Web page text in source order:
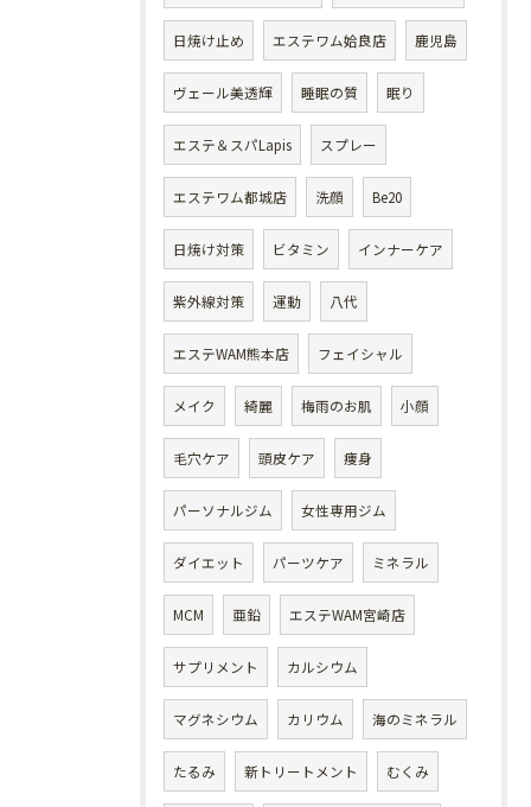
日焼け止め エステワム姶良店 鹿児島
ヴェール美透輝 睡眠の質 眠り
エステ＆スパLapis スプレー
エステワム都城店 洗顔 Be20
日焼け対策 ビタミン インナーケア
紫外線対策 運動 八代
エステWAM熊本店 フェイシャル
メイク 綺麗 梅雨のお肌 小顔
毛穴ケア 頭皮ケア 痩身
パーソナルジム 女性専用ジム
ダイエット パーツケア ミネラル
MCM 亜鉛 エステWAM宮崎店
サプリメント カルシウム
マグネシウム カリウム 海のミネラル
たるみ 新トリートメント むくみ